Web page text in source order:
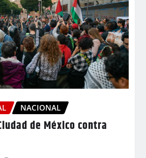
NACIONAL
de México contra